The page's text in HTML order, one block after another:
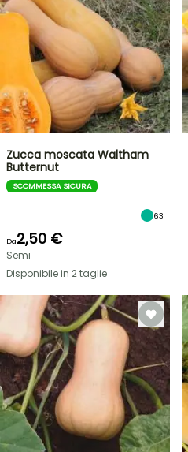
Zucca moscata Waltham
Butternut
SCOMMESSA SICURA
63
Da2,50 €
Semi
Disponibile in 2 taglie